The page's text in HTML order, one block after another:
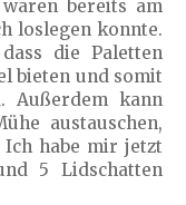
bereits am
loslegen konnte.
die Paletten
bieten und somit
Außerdem kann
austauschen,
habe mir jetzt
5 Lidschatten